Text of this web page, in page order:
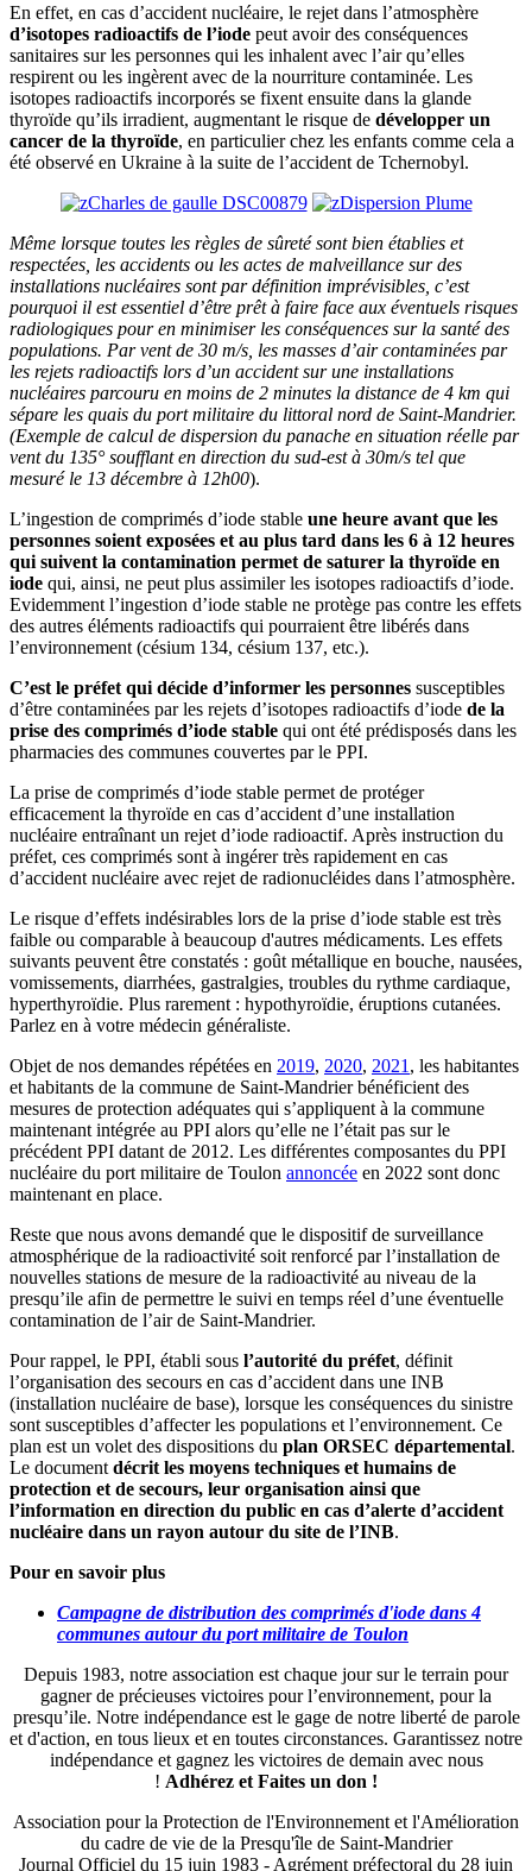
En effet, en cas d’accident nucléaire, le rejet dans l’atmosphère
d’isotopes radioactifs de l’iode peut avoir des conséquences
sanitaires sur les personnes qui les inhalent avec l’air qu’elles
respirent ou les ingèrent avec de la nourriture contaminée. Les
isotopes radioactifs incorporés se fixent ensuite dans la glande
thyroïde qu’ils irradient, augmentant le risque de développer un
cancer de la thyroïde, en particulier chez les enfants comme cela a
été observé en Ukraine à la suite de l’accident de Tchernobyl.
Même lorsque toutes les règles de sûreté sont bien établies et
respectées, les accidents ou les actes de malveillance sur des
installations nucléaires sont par définition imprévisibles, c’est
pourquoi il est essentiel d’être prêt à faire face aux éventuels risques
radiologiques pour en minimiser les conséquences sur la santé des
populations. Par vent de 30 m/s, les masses d’air contaminées par
les rejets radioactifs lors d’un accident sur une installations
nucléaires parcouru en moins de 2 minutes la distance de 4 km qui
sépare les quais du port militaire du littoral nord de Saint-Mandrier.
(Exemple de calcul de dispersion du panache en situation réelle par
vent du 135° soufflant en direction du sud-est à 30m/s tel que
mesuré le 13 décembre à 12h00).
L’ingestion de comprimés d’iode stable une heure avant que les
personnes soient exposées et au plus tard dans les 6 à 12 heures
qui suivent la contamination permet de saturer la thyroïde en
iode qui, ainsi, ne peut plus assimiler les isotopes radioactifs d’iode.
Evidemment l’ingestion d’iode stable ne protège pas contre les effets
des autres éléments radioactifs qui pourraient être libérés dans
l’environnement (césium 134, césium 137, etc.).
C’est le préfet qui décide d’informer les personnes susceptibles
d’être contaminées par les rejets d’isotopes radioactifs d’iode de la
prise des comprimés d’iode stable qui ont été prédisposés dans les
pharmacies des communes couvertes par le PPI.
La prise de comprimés d’iode stable permet de protéger
efficacement la thyroïde en cas d’accident d’une installation
nucléaire entraînant un rejet d’iode radioactif. Après instruction du
préfet, ces comprimés sont à ingérer très rapidement en cas
d’accident nucléaire avec rejet de radionucléides dans l’atmosphère.
Le risque d’effets indésirables lors de la prise d’iode stable est très
faible ou comparable à beaucoup d'autres médicaments. Les effets
suivants peuvent être constatés : goût métallique en bouche, nausées,
vomissements, diarrhées, gastralgies, troubles du rythme cardiaque,
hyperthyroïdie. Plus rarement : hypothyroïdie, éruptions cutanées.​
Parlez en à votre médecin généraliste.
Objet de nos demandes répétées en 2019, 2020, 2021 , les habitantes
et habitants de la commune de Saint-Mandrier bénéficient des
mesures de protection adéquates qui s’appliquent à la commune
maintenant intégrée au PPI alors qu’elle ne l’était pas sur le
précédent PPI datant de 2012. Les différentes composantes du PPI
nucléaire du port militaire de Toulon annoncée en 2022 sont donc
maintenant en place.
Reste que nous avons demandé que le dispositif de surveillance
atmosphérique de la radioactivité soit renforcé par l’installation de
nouvelles stations de mesure de la radioactivité au niveau de la
presqu’ile afin de permettre le suivi en temps réel d’une éventuelle
contamination de l’air de Saint-Mandrier.
Pour rappel, le PPI, établi sous l’autorité du préfet, définit
l’organisation des secours en cas d’accident dans une INB
(installation nucléaire de base), lorsque les conséquences du sinistre
sont susceptibles d’affecter les populations et l’environnement. Ce
plan est un volet des dispositions du plan ORSEC départemental.
Le document décrit les moyens techniques et humains de
protection et de secours, leur organisation ainsi que
l’information en direction du public en cas d’alerte d’accident
nucléaire dans un rayon autour du site de l’INB.
Pour en savoir plus
Campagne de distribution des comprimés d'iode dans 4
communes autour du port militaire de Toulon
Depuis 1983, notre association est chaque jour sur le terrain pour
gagner de précieuses victoires pour l’environnement, pour la
presqu’ile. Notre indépendance est le gage de notre liberté de parole
et d'action, en tous lieux et en toutes circonstances. Garantissez notre
indépendance et gagnez les victoires de demain avec nous
! Adhérez et Faites un don !
Association pour la Protection de l'Environnement et l'Amélioration
du cadre de vie de la Presqu'île de Saint-Mandrier
Journal Officiel du 15 juin 1983 - Agrément préfectoral du 28 juin